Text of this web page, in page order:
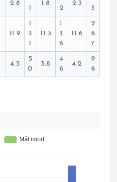
2.8
1
1.8
2
2.3
3
11.9
1
3
1
11.3
1
3
6
11.6
2
6
7
4.5
5
0
3.8
4
6
4.2
9
6